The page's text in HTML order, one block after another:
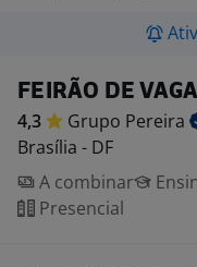
FEIRÃO DE
4,3 Grupo Pereira
Brasília - DF
A combinar
Presencial